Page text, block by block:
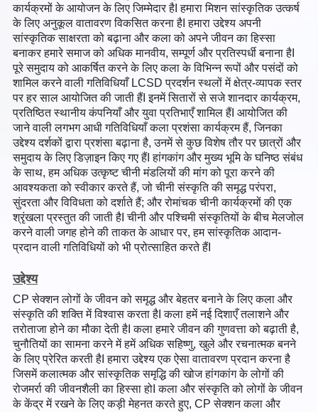
कार्यक्रमों के आयोजन के लिए जिम्मेदार हैI हमारा मिशन सांस्कृतिक उत्कर्ष
के लिए अनुकूल वातावरण विकसित करना हैI हमारा उद्देश्य अपनी
सांस्कृतिक साक्षरता को बढ़ाना और कला को अपने जीवन का हिस्सा
बनाकर हमारे समाज को अधिक मानवीय, सम्पूर्ण और प्रतिस्पर्धी बनाना हैI
पूरे समुदाय को आकर्षित करने के लिए कला के विभिन्न रूपों और पसंदों को
शामिल करने वाली गतिविधियाँ LCSD प्रदर्शन स्थलों में क्षेत्र-व्यापक स्तर
पर हर साल आयोजित की जाती हैंI इनमें सितारों से सजे शानदार कार्यक्रम,
प्रतिष्ठित स्थानीय कंपनियाँ और युवा प्रतिभाएँ शामिल हैंI आयोजित की
जाने वाली लगभग आधी गतिविधियाँ कला प्रशंसा कार्यक्रम हैं, जिनका
उद्देश्य दर्शकों द्वारा प्रशंसा बढ़ाना है, उनमें से कुछ विशेष तौर पर छात्रों और
समुदाय के लिए डिज़ाइन किए गए हैंI हांगकांग और मुख्य भूमि के घनिष्ठ संबंध
के साथ, हम अधिक उत्कृष्ट चीनी मंडलियों की मांग को पूरा करने की
आवश्यकता को स्वीकार करते हैं, जो चीनी संस्कृति की समृद्ध परंपरा,
सुंदरता और विविधता को दर्शाते हैं; और रोमांचक चीनी कार्यक्रमों की एक
श्रृंखला प्रस्तुत की जाती हैI चीनी और पश्चिमी संस्कृतियों के बीच मेलजोल
करने वाली जगह होने की ताकत के आधार पर, हम सांस्कृतिक आदान-
प्रदान वाली गतिविधियों को भी प्रोत्साहित करते हैंI
उद्देश्य
CP सेक्शन लोगों के जीवन को समृद्ध और बेहतर बनाने के लिए कला और
संस्कृति की शक्ति में विश्वास करता हैI कला हमें नई दिशाएँ तलाशने और
तरोताजा होने का मौका देती हैI कला हमारे जीवन की गुणवत्ता को बढ़ाती है,
चुनौतियों का सामना करने में हमें अधिक सहिष्णु, खुले और रचनात्मक बनने
के लिए प्रेरित करती हैI हमारा उद्देश्य एक ऐसा वातावरण प्रदान करना है
जिसमें कलात्मक और सांस्कृतिक समृद्धि की खोज हांगकांग के लोगों की
रोजमर्रा की जीवनशैली का हिस्सा होI कला और संस्कृति को लोगों के जीवन
के केंद्र में रखने के लिए कड़ी मेहनत करते हुए, CP सेक्शन कला और